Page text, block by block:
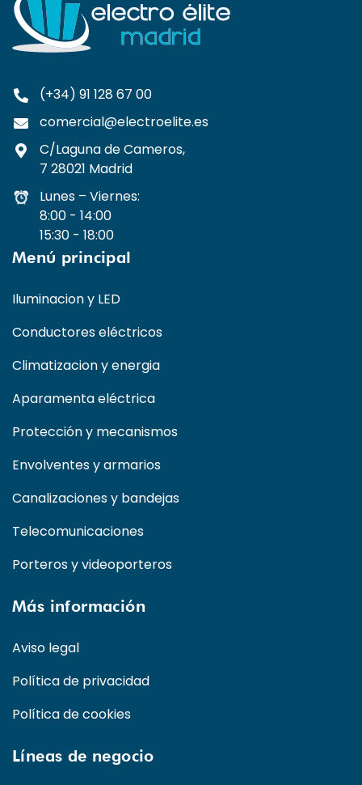
(+34) 91 128 67 00
comercial@electroelite.es
C/Laguna de Cameros,
7 28021 Madrid
Lunes – Viernes:
8:00 - 14:00
15:30 - 18:00
Menú principal
Iluminacion y LED
Conductores eléctricos
Climatizacion y energia
Aparamenta eléctrica
Protección y mecanismos
Envolventes y armarios
Canalizaciones y bandejas
Telecomunicaciones
Porteros y videoporteros
Más información
Aviso legal
Política de privacidad
Política de cookies
Líneas de negocio